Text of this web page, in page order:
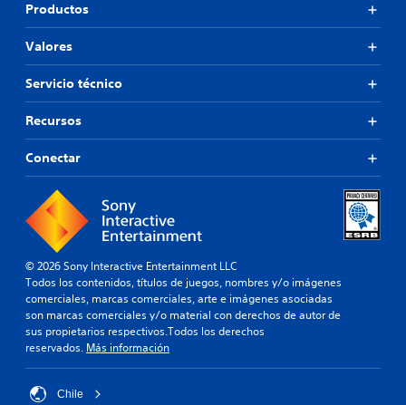
Productos
Valores
Servicio técnico
Recursos
Conectar
© 2026 Sony Interactive Entertainment LLC
Todos los contenidos, títulos de juegos, nombres y/o imágenes
comerciales, marcas comerciales, arte e imágenes asociadas
son marcas comerciales y/o material con derechos de autor de
sus propietarios respectivos.Todos los derechos
reservados. Más información
Chile